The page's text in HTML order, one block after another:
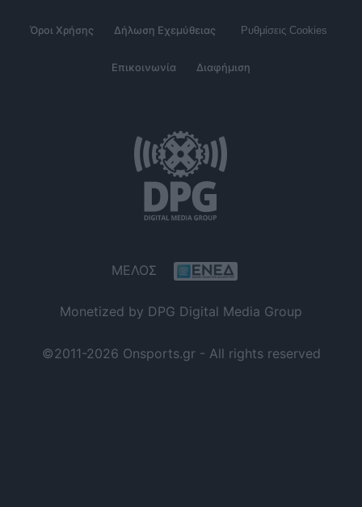
Όροι Χρήσης Δήλωση Εχεμύθειας Ρυθμίσεις Cookies
Επικοινωνία Διαφήμιση
ΜΕΛΟΣ
Monetized by DPG Digital Media Group
©2011-2026 Onsports.gr - All rights reserved